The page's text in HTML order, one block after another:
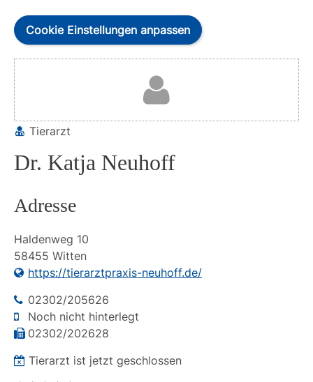
Cookie Einstellungen anpassen
Tierarzt
Dr. Katja Neuhoff
Adresse
Haldenweg 10
58455 Witten
https://tierarztpraxis-neuhoff.de/
02302/205626
Noch nicht hinterlegt
02302/202628
Tierarzt ist jetzt geschlossen